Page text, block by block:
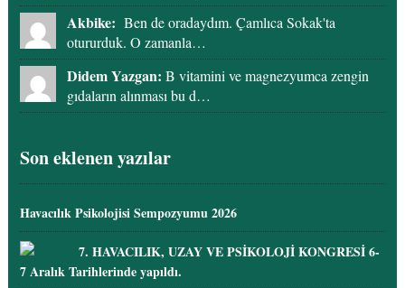
Akbike: Ben de oradaydım. Çamlıca Sokak'ta
otururduk. O zamanla…
Didem Yazgan: B vitamini ve magnezyumca zengin
gıdaların alınması bu d…
Son eklenen yazılar
Havacılık Psikolojisi Sempozyumu 2026
7. HAVACILIK, UZAY VE PSİKOLOJİ KONGRESİ 6-
7 Aralık Tarihlerinde yapıldı.